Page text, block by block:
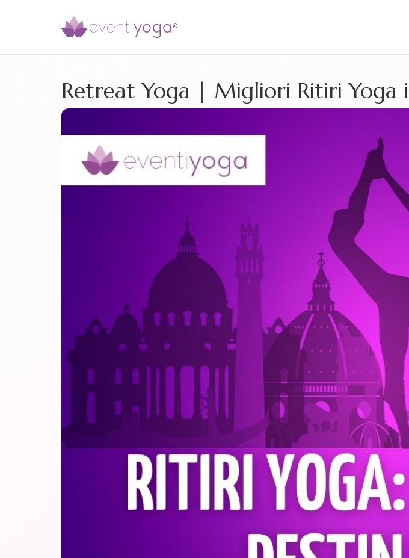
Retreat Yoga | Migliori Ritiri Yoga